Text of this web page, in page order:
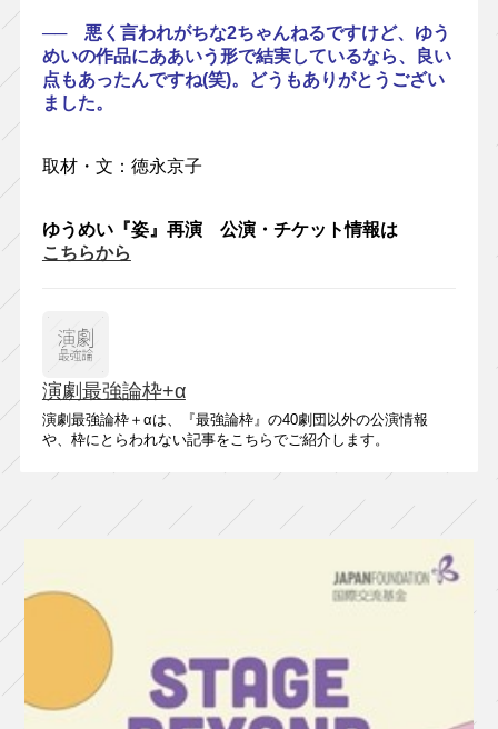
── 悪く言われがちな2ちゃんねるですけど、ゆう
めいの作品にああいう形で結実しているなら、良い
点もあったんですね(笑)。どうもありがとうござい
ました。
取材・文：徳永京子
ゆうめい『姿』再演 公演・チケット情報は
こちらから
演劇最強論枠+α
演劇最強論枠＋αは、『最強論枠』の40劇団以外の公演情報
や、枠にとらわれない記事をこちらでご紹介します。